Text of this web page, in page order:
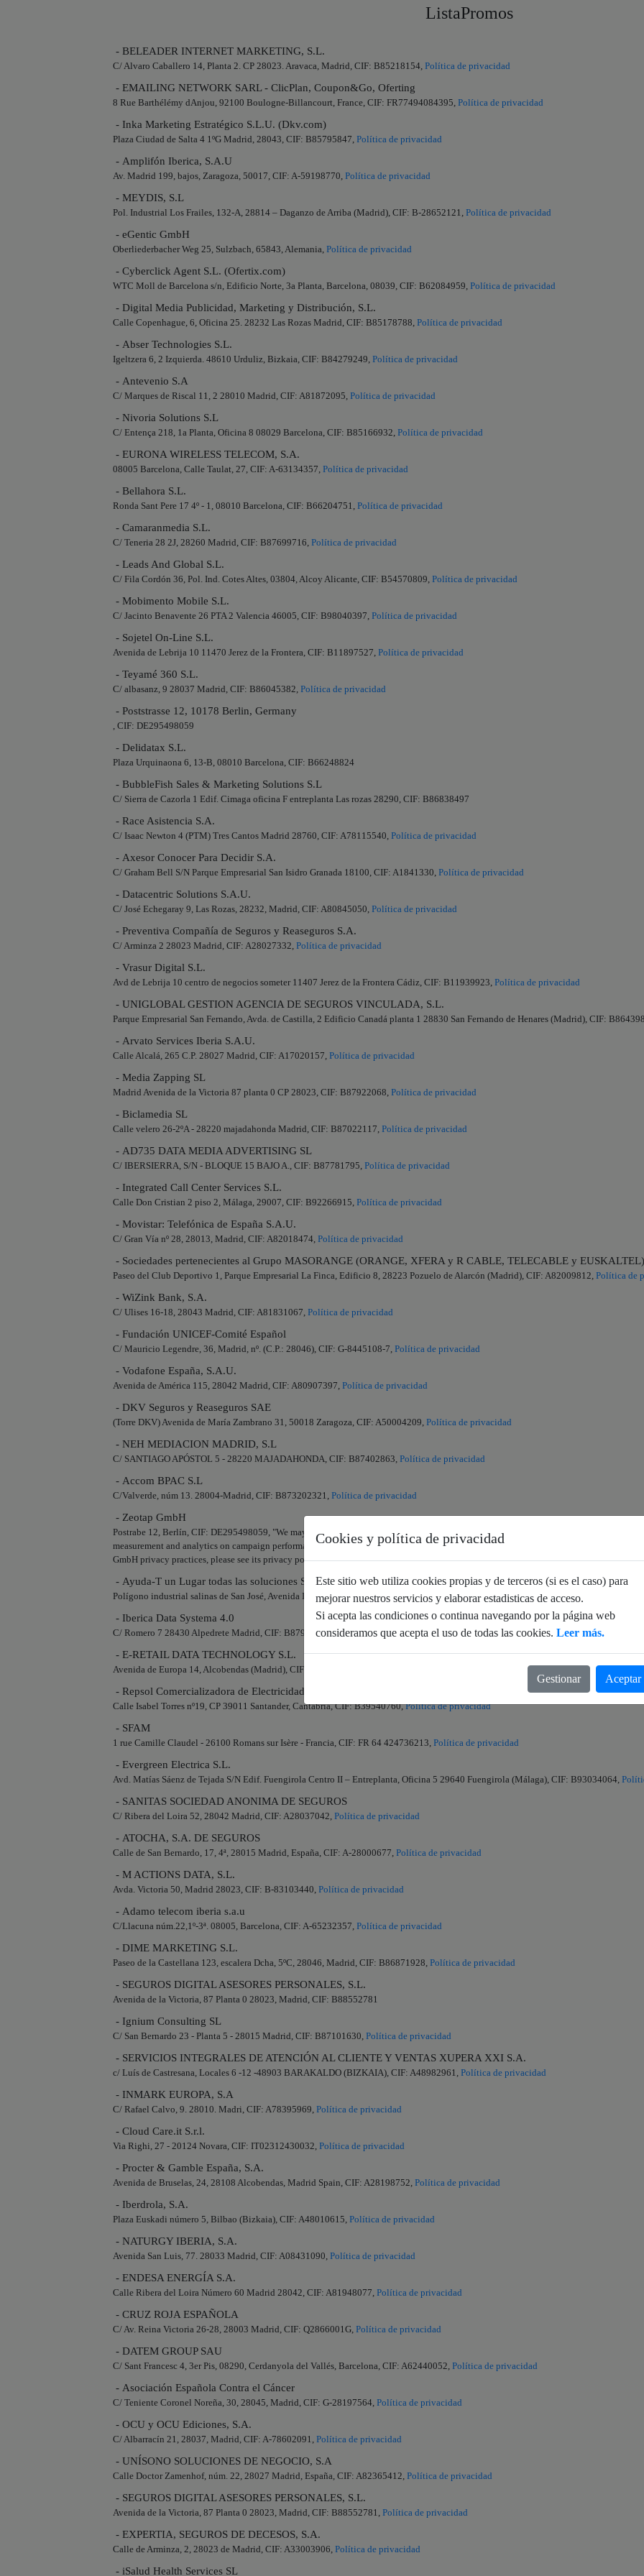
ListaPromos
- BELEADER INTERNET MARKETING, S.L.
C/ Alvaro Caballero 14, Planta 2. CP 28023. Aravaca, Madrid, CIF: B85218154, Política de privacidad
- EMAILING NETWORK SARL - ClicPlan, Coupon&Go, Oferting
8 Rue Barthélémy dAnjou, 92100 Boulogne-Billancourt, France, CIF: FR77494084395, Política de privacidad
- Inka Marketing Estratégico S.L.U. (Dkv.com)
Plaza Ciudad de Salta 4 1ºG Madrid, 28043, CIF: B85795847, Política de privacidad
- Amplifón Iberica, S.A.U
Av. Madrid 199, bajos, Zaragoza, 50017, CIF: A-59198770, Política de privacidad
- MEYDIS, S.L
Pol. Industrial Los Frailes, 132-A, 28814 – Daganzo de Arriba (Madrid), CIF: B-28652121, Política de privacidad
- eGentic GmbH
Oberliederbacher Weg 25, Sulzbach, 65843, Alemania, Política de privacidad
- Cyberclick Agent S.L. (Ofertix.com)
WTC Moll de Barcelona s/n, Edificio Norte, 3a Planta, Barcelona, 08039, CIF: B62084959, Política de privacidad
- Digital Media Publicidad, Marketing y Distribución, S.L.
Calle Copenhague, 6, Oficina 25. 28232 Las Rozas Madrid, CIF: B85178788, Política de privacidad
- Abser Technologies S.L.
Igeltzera 6, 2 Izquierda. 48610 Urduliz, Bizkaia, CIF: B84279249, Política de privacidad
- Antevenio S.A
C/ Marques de Riscal 11, 2 28010 Madrid, CIF: A81872095, Política de privacidad
- Nivoria Solutions S.L
C/ Entença 218, 1a Planta, Oficina 8 08029 Barcelona, CIF: B85166932, Política de privacidad
- EURONA WIRELESS TELECOM, S.A.
08005 Barcelona, Calle Taulat, 27, CIF: A-63134357, Política de privacidad
- Bellahora S.L.
Ronda Sant Pere 17 4º - 1, 08010 Barcelona, CIF: B66204751, Política de privacidad
- Camaranmedia S.L.
C/ Teneria 28 2J, 28260 Madrid, CIF: B87699716, Política de privacidad
- Leads And Global S.L.
C/ Fila Cordón 36, Pol. Ind. Cotes Altes, 03804, Alcoy Alicante, CIF: B54570809, Política de privacidad
- Mobimento Mobile S.L.
C/ Jacinto Benavente 26 PTA 2 Valencia 46005, CIF: B98040397, Política de privacidad
- Sojetel On-Line S.L.
Avenida de Lebrija 10 11470 Jerez de la Frontera, CIF: B11897527, Política de privacidad
- Teyamé 360 S.L.
C/ albasanz, 9 28037 Madrid, CIF: B86045382, Política de privacidad
- Poststrasse 12, 10178 Berlin, Germany
, CIF: DE295498059
- Delidatax S.L.
Plaza Urquinaona 6, 13-B, 08010 Barcelona, CIF: B66248824
- BubbleFish Sales & Marketing Solutions S.L
C/ Sierra de Cazorla 1 Edif. Cimaga oficina F entreplanta Las rozas 28290, CIF: B86838497
- Race Asistencia S.A.
C/ Isaac Newton 4 (PTM) Tres Cantos Madrid 28760, CIF: A78115540, Política de privacidad
- Axesor Conocer Para Decidir S.A.
C/ Graham Bell S/N Parque Empresarial San Isidro Granada 18100, CIF: A1841330, Política de privacidad
- Datacentric Solutions S.A.U.
C/ José Echegaray 9, Las Rozas, 28232, Madrid, CIF: A80845050, Política de privacidad
- Preventiva Compañía de Seguros y Reaseguros S.A.
C/ Arminza 2 28023 Madrid, CIF: A28027332, Política de privacidad
- Vrasur Digital S.L.
Avd de Lebrija 10 centro de negocios someter 11407 Jerez de la Frontera Cádiz, CIF: B11939923, Política de privacidad
- UNIGLOBAL GESTION AGENCIA DE SEGUROS VINCULADA, S.L.
Parque Empresarial San Fernando, Avda. de Castilla, 2 Edificio Canadá planta 1 28830 San Fernando de Henares (Madrid), CIF:
- Arvato Services Iberia S.A.U.
Calle Alcalá, 265 C.P. 28027 Madrid, CIF: A17020157, Política de privacidad
- Media Zapping SL
Madrid Avenida de la Victoria 87 planta 0 CP 28023, CIF: B87922068, Política de privacidad
- Biclamedia SL
Calle velero 26-2ºA - 28220 majadahonda Madrid, CIF: B87022117, Política de privacidad
- AD735 DATA MEDIA ADVERTISING SL
C/ IBERSIERRA, S/N - BLOQUE 15 BAJO A., CIF: B87781795, Política de privacidad
- Integrated Call Center Services S.L.
Calle Don Cristian 2 piso 2, Málaga, 29007, CIF: B92266915, Política de privacidad
- Movistar: Telefónica de España S.A.U.
C/ Gran Vía nº 28, 28013, Madrid, CIF: A82018474, Política de privacidad
- Sociedades pertenecientes al Grupo MASORANGE (ORANGE, XFERA y R CABLE, TELECABLE y EUSKALTEL)
Paseo del Club Deportivo 1, Parque Empresarial La Finca, Edificio 8, 28223 Pozuelo de Alarcón (Madrid), CIF: A82009812, Política de
- WiZink Bank, S.A.
C/ Ulises 16-18, 28043 Madrid, CIF: A81831067, Política de privacidad
- Fundación UNICEF-Comité Español
C/ Mauricio Legendre, 36, Madrid, nº. (C.P.: 28046), CIF: G-8445108-7, Política de privacidad
- Vodafone España, S.A.U.
Avenida de América 115, 28042 Madrid, CIF: A80907397, Política de privacidad
- DKV Seguros y Reaseguros SAE
(Torre DKV) Avenida de María Zambrano 31, 50018 Zaragoza, CIF: A50004209, Política de privacidad
- NEH MEDIACION MADRID, S.L
C/ SANTIAGO APÓSTOL 5 - 28220 MAJADAHONDA, CIF: B87402863, Política de privacidad
- Accom BPAC S.L
C/Valverde, núm 13. 28004-Madrid, CIF: B873202321, Política de privacidad
- Zeotap GmbH
Postrabe 12, Berlín, CIF: DE295498059, "We may share your personal data with our third party partners, which may use such personal
measurement and analytics on campaign performance, personalization, modeling, onboarding, and linkage, such third party partners
GmbH privacy practices, please see its privacy policy available at:privacy policy. In the event you do not wish your personal data to
- Ayuda-T un Lugar todas las soluciones S.L.
Polígono industrial salinas de San José, Avenida Isaac Newton Edif. 287 CP. 11.500, El Puerto de Santa María Cádiz, CIF: B93011708,
- Iberica Data Systema 4.0
C/ Romero 7 28430 Alpedrete Madrid, CIF: B87975348,Política de privacidad
- E-RETAIL DATA TECHNOLOGY S.L.
Avenida de Europa 14, Alcobendas (Madrid), CIF: B-88243928,
- Repsol Comercializadora de Electricidad y Gas S.L.U.
Calle Isabel Torres nº19, CP 39011 Santander, Cantabria, CIF: B39540760,Política de privacidad
- SFAM
1 rue Camille Claudel - 26100 Romans sur Isère - Francia, CIF: FR 64 424736213, Política de privacidad
- Evergreen Electrica S.L.
Avd. Matías Sáenz de Tejada S/N Edif. Fuengirola Centro II – Entreplanta, Oficina 5 29640 Fuengirola (Málaga), CIF: B93034064,
- SANITAS SOCIEDAD ANONIMA DE SEGUROS
C/ Ribera del Loira 52, 28042 Madrid, CIF: A28037042, Política de privacidad
- ATOCHA, S.A. DE SEGUROS
Calle de San Bernardo, 17, 4ª, 28015 Madrid, España, CIF: A-28000677, Política de privacidad
- M ACTIONS DATA, S.L.
Avda. Victoria 50, Madrid 28023, CIF: B-83103440, Política de privacidad
- Adamo telecom iberia s.a.u
C/Llacuna núm.22,1º-3ª. 08005, Barcelona, CIF: A-65232357, Política de privacidad
- DIME MARKETING S.L.
Paseo de la Castellana 123, escalera Dcha, 5ºC, 28046, Madrid, CIF: B86871928, Política de privacidad
- SEGUROS DIGITAL ASESORES PERSONALES, S.L.
Avenida de la Victoria, 87 Planta 0 28023, Madrid, CIF: B88552781
- Ignium Consulting SL
C/ San Bernardo 23 - Planta 5 - 28015 Madrid, CIF: B87101630, Política de privacidad
- SERVICIOS INTEGRALES DE ATENCIÓN AL CLIENTE Y VENTAS XUPERA XXI S.A.
c/ Luís de Castresana, Locales 6 -12 -48903 BARAKALDO (BIZKAIA), CIF: A48982961, Política de privacidad
- INMARK EUROPA, S.A
C/ Rafael Calvo, 9. 28010. Madri, CIF: A78395969, Política de privacidad
- Cloud Care.it S.r.l.
Via Righi, 27 - 20124 Novara, CIF: IT02312430032, Política de privacidad
- Procter & Gamble España, S.A.
Avenida de Bruselas, 24, 28108 Alcobendas, Madrid Spain, CIF: A28198752, Política de privacidad
- Iberdrola, S.A.
Plaza Euskadi número 5, Bilbao (Bizkaia), CIF: A48010615, Política de privacidad
- NATURGY IBERIA, S.A.
Avenida San Luis, 77. 28033 Madrid, CIF: A08431090, Política de privacidad
- ENDESA ENERGÍA S.A.
Calle Ribera del Loira Número 60 Madrid 28042, CIF: A81948077, Política de privacidad
- CRUZ ROJA ESPAÑOLA
C/ Av. Reina Victoria 26-28, 28003 Madrid, CIF: Q2866001G, Política de privacidad
- DATEM GROUP SAU
C/ Sant Francesc 4, 3er Pis, 08290, Cerdanyola del Vallés, Barcelona, CIF: A62440052, Política de privacidad
- Asociación Española Contra el Cáncer
C/ Teniente Coronel Noreña, 30, 28045, Madrid, CIF: G-28197564, Política de privacidad
- OCU y OCU Ediciones, S.A.
C/ Albarracín 21, 28037, Madrid, CIF: A-78602091, Política de privacidad
- UNÍSONO SOLUCIONES DE NEGOCIO, S.A
Calle Doctor Zamenhof, núm. 22, 28027 Madrid, España, CIF: A82365412, Política de privacidad
- SEGUROS DIGITAL ASESORES PERSONALES, S.L.
Avenida de la Victoria, 87 Planta 0 28023, Madrid, CIF: B88552781, Política de privacidad
- EXPERTIA, SEGUROS DE DECESOS, S.A.
Calle de Arminza, 2, 28023 de Madrid, CIF: A33003906, Política de privacidad
- iSalud Health Services SL
Cookies y política de privacidad
Este sitio web utiliza cookies propias y de terceros (si es el caso) para
mejorar nuestros servicios y elaborar estadisticas de acceso.
Si acepta las condiciones o continua navegando por la página web
consideramos que acepta el uso de todas las cookies. Leer más.
Gestionar Aceptar